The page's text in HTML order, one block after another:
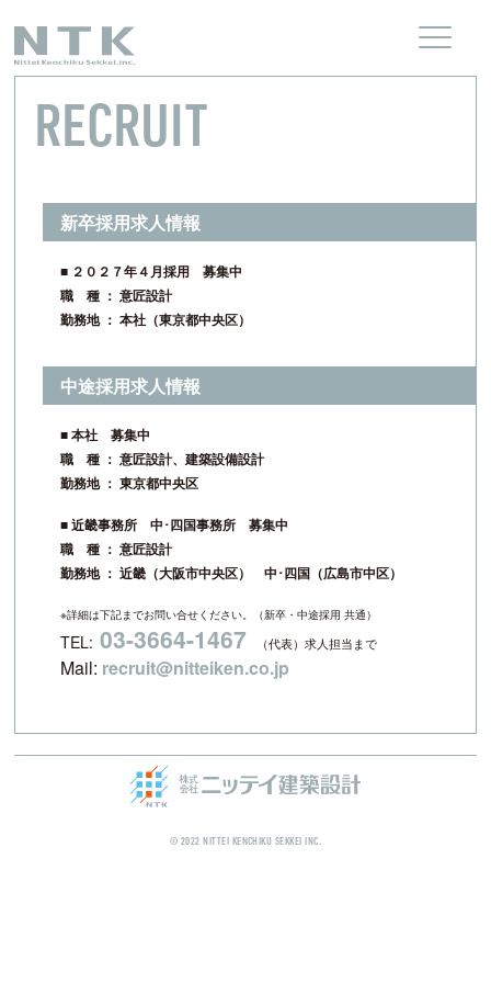
RECRUIT
新卒採用求人情報
■ ２０２７年４月採用 募集中
職 種 ： 意匠設計
勤務地 ： 本社（東京都中央区）
中途採用求人情報
■ 本社 募集中
職 種 ： 意匠設計、建築設備設計
勤務地 ： 東京都中央区
■ 近畿事務所 中･四国事務所 募集中
職 種 ： 意匠設計
勤務地 ： 近畿（大阪市中央区） 中･四国（広島市中区）
※詳細は下記までお問い合せください。（新卒・中途採用 共通）
TEL: 03-3664-1467 （代表）求人担当まで
Mail: recruit@nitteiken.co.jp
© 2022 NITTEI KENCHIKU SEKKEI INC.